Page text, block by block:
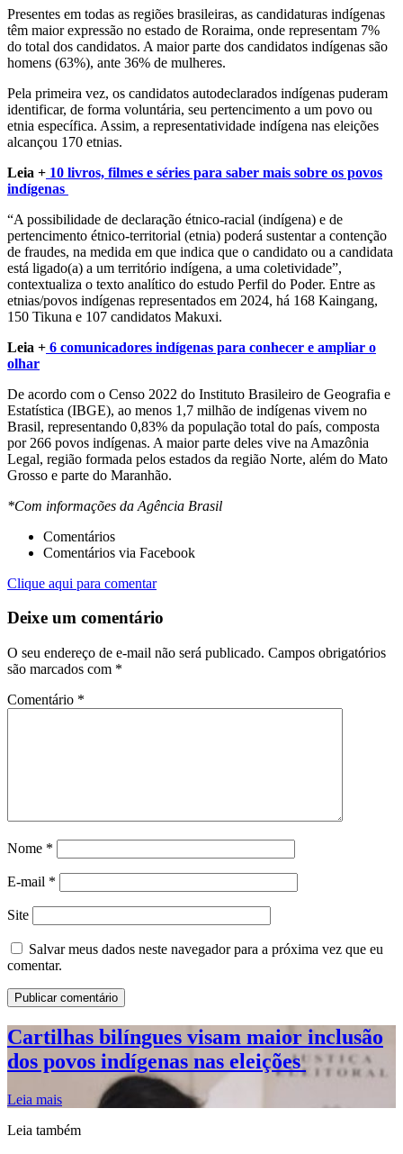
Presentes em todas as regiões brasileiras, as candidaturas indígenas
têm maior expressão no estado de Roraima, onde representam 7%
do total dos candidatos. A maior parte dos candidatos indígenas são
homens (63%), ante 36% de mulheres.
Pela primeira vez, os candidatos autodeclarados indígenas puderam
identificar, de forma voluntária, seu pertencimento a um povo ou
etnia específica. Assim, a representatividade indígena nas eleições
alcançou 170 etnias.
Leia + 10 livros, filmes e séries para saber mais sobre os povos
indígenas
“A possibilidade de declaração étnico-racial (indígena) e de
pertencimento étnico-territorial (etnia) poderá sustentar a contenção
de fraudes, na medida em que indica que o candidato ou a candidata
está ligado(a) a um território indígena, a uma coletividade”,
contextualiza o texto analítico do estudo Perfil do Poder. Entre as
etnias/povos indígenas representados em 2024, há 168 Kaingang,
150 Tikuna e 107 candidatos Makuxi.
Leia + 6 comunicadores indígenas para conhecer e ampliar o
olhar
De acordo com o Censo 2022 do Instituto Brasileiro de Geografia e
Estatística (IBGE), ao menos 1,7 milhão de indígenas vivem no
Brasil, representando 0,83% da população total do país, composta
por 266 povos indígenas. A maior parte deles vive na Amazônia
Legal, região formada pelos estados da região Norte, além do Mato
Grosso e parte do Maranhão.
*Com informações da Agência Brasil
Comentários
Comentários via Facebook
Clique aqui para comentar
Deixe um comentário
O seu endereço de e-mail não será publicado. Campos obrigatórios
são marcados com *
Comentário *
Nome *
E-mail *
Site
Salvar meus dados neste navegador para a próxima vez que eu
comentar.
Cartilhas bilíngues visam maior inclusão
dos povos indígenas nas eleições
Leia mais
Leia também